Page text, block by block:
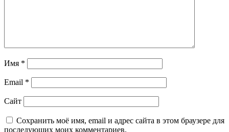
Имя *
Email *
Сайт
Сохранить моё имя, email и адрес сайта в этом браузере для
последующих моих комментариев.